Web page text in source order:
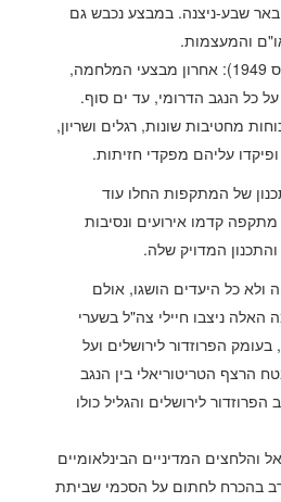
באר שבע-ניצנה. במבצע נכבש גם
והמעצמות.
'מבצע עובדה' (6 – 10 במרס 1949): אחרון מבצעי המלחמה,
כל הנגב הדרומי, עד ים סוף.
מחטיבות שונות, רגלים ושריון,
עליהם מפקדי חזיתות.
של המתקפות החלו עוד
1948, אך לכל מתקפה קדמו אירועים ונסיבות
המדויק שלה.
כל היעדים הושגו, אולם
ניצבו חיילי צה"ל בשערי
הפרוזדור לירושלים ועל
הרצף הטריטוריאלי בין הנגב
לירושלים והגליל כולו
והלחצים המדיניים הבינלאומיים
בהכרח לחתום על הסכמי שביתת